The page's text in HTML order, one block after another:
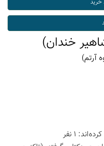
خندان)
آرتم)
1 نفر